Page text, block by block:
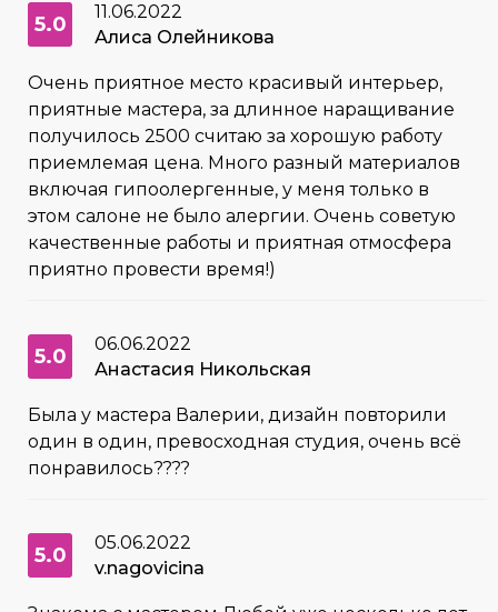
5.0
11.06.2022
Алиса Олейникова
Очень приятное место красивый интерьер,
приятные мастера, за длинное наращивание
получилось 2500 считаю за хорошую работу
приемлемая цена. Много разный материалов
включая гипоолергенные, у меня только в
этом салоне не было алергии. Очень советую
качественные работы и приятная отмосфера
приятно провести время!)
5.0
06.06.2022
Анастасия Никольская
Была у мастера Валерии, дизайн повторили
один в один, превосходная студия, очень всё
понравилось????
5.0
05.06.2022
v.nagovicina